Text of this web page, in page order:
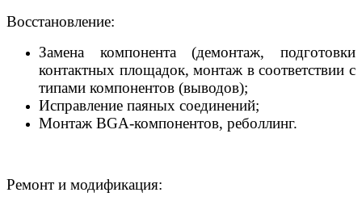
Восстановление:
Замена компонента (демонтаж, подготовки
контактных площадок, монтаж в соответствии с
типами компонентов (выводов);
Исправление паяных соединений;
Монтаж BGA-компонентов, реболлинг.
Ремонт и модификация: